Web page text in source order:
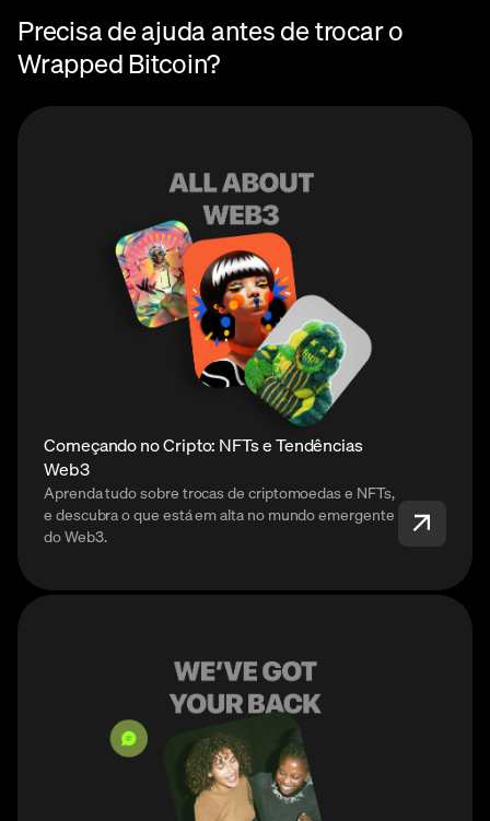
Precisa de ajuda antes de trocar o
Wrapped Bitcoin?
Começando no Cripto: NFTs e Tendências
Web3
Aprenda tudo sobre trocas de criptomoedas e NFTs,
e descubra o que está em alta no mundo emergente
do Web3.